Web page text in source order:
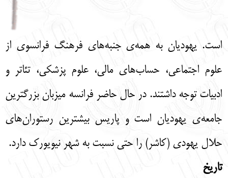
است. یهودیان به همه‌ی جنبه‌های فرهنگ فرانسوی از
علوم اجتماعی، حساب‌های مالی، علوم پزشکی، تئاتر و
ادبیات توجه داشتند. در حال حاضر فرانسه میزبان بزرگترین
جامعه‌ی یهودیان است و پاریس بیشترین رستوران‌های
حلال یهودی (کاشر) را حتی نسبت به شهر نیویورک دارد.
تاریخ